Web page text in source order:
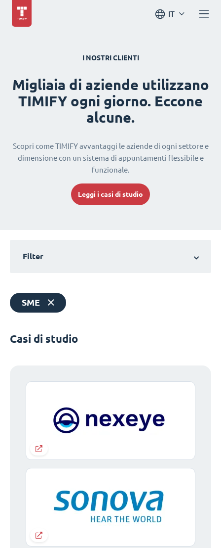
IT
I NOSTRI CLIENTI
Migliaia di aziende utilizzano
TIMIFY ogni giorno. Eccone
alcune.
Scopri come TIMIFY avvantaggi le aziende di ogni settore e
dimensione con un sistema di appuntamenti flessibile e
funzionale.
Leggi i casi di studio
Filter
SME
Casi di studio